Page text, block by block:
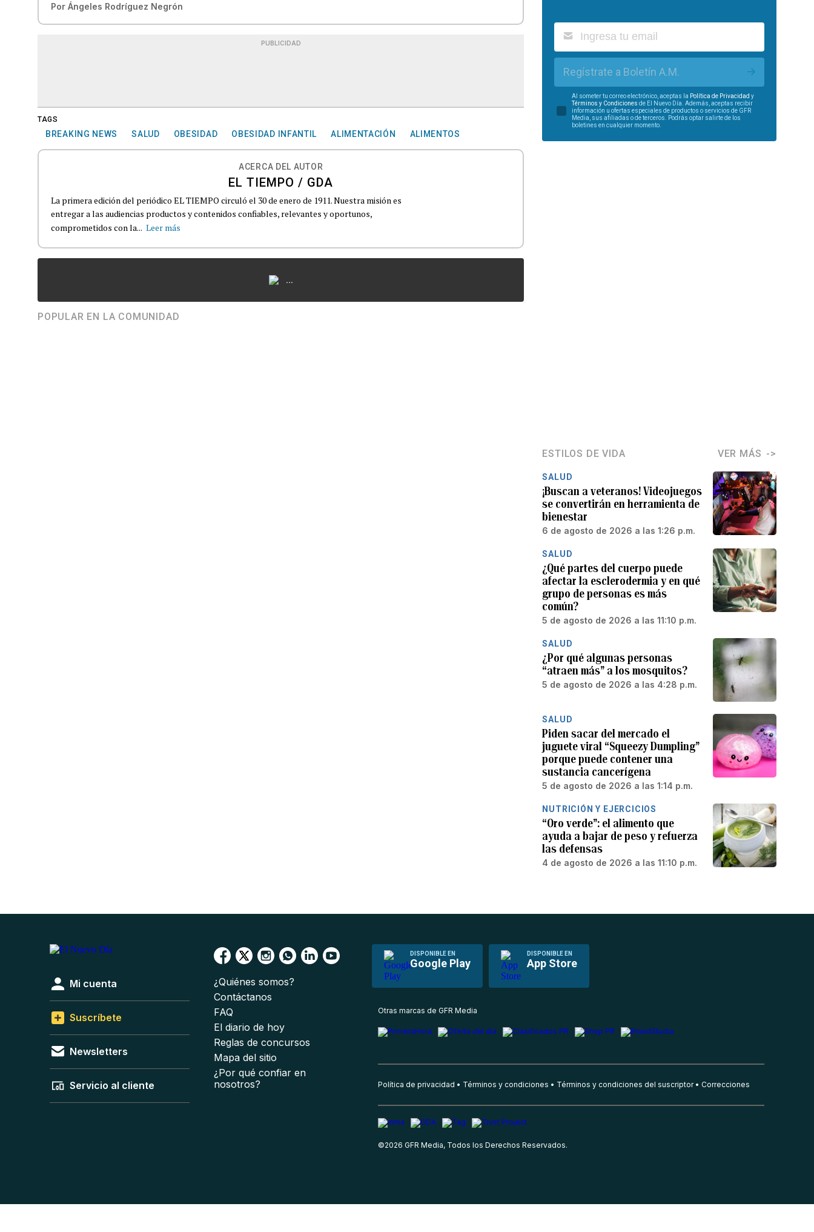
Por Ángeles Rodríguez Negrón
PUBLICIDAD
TAGS
BREAKING NEWS SALUD OBESIDAD OBESIDAD INFANTIL ALIMENTACIÓN ALIMENTOS
ACERCA DEL AUTOR
EL TIEMPO / GDA
La primera edición del periódico EL TIEMPO circuló el 30 de enero de 1911. Nuestra misión es
entregar a las audiencias productos y contenidos confiables, relevantes y oportunos,
comprometidos con la... Leer más
...
POPULAR EN LA COMUNIDAD
Regístrate a Boletín A.M.
Al someter tu correo electrónico, aceptas la Política de Privacidad y
Términos y Condiciones de El Nuevo Día. Además, aceptas recibir
información u ofertas especiales de productos o servicios de GFR
Media, sus afiliadas o de terceros. Podrás optar salirte de los
boletines en cualquier momento.
ESTILOS DE VIDA VER MÁS
SALUD
¡Buscan a veteranos! Videojuegos
se convertirán en herramienta de
bienestar
6 de agosto de 2026 a las 1:26 p.m.
SALUD
¿Qué partes del cuerpo puede
afectar la esclerodermia y en qué
grupo de personas es más
común?
5 de agosto de 2026 a las 11:10 p.m.
SALUD
¿Por qué algunas personas
“atraen más” a los mosquitos?
5 de agosto de 2026 a las 4:28 p.m.
SALUD
Piden sacar del mercado el
juguete viral “Squeezy Dumpling”
porque puede contener una
sustancia cancerígena
5 de agosto de 2026 a las 1:14 p.m.
NUTRICIÓN Y EJERCICIOS
“Oro verde”: el alimento que
ayuda a bajar de peso y refuerza
las defensas
4 de agosto de 2026 a las 11:10 p.m.
DISPONIBLE EN
Google Play
DISPONIBLE EN
App Store
Mi cuenta
Suscríbete
Newsletters
Servicio al cliente
¿Quiénes somos?
Contáctanos
FAQ
El diario de hoy
Reglas de concursos
Mapa del sitio
¿Por qué confiar en
nosotros?
Otras marcas de GFR Media
Política de privacidad Términos y condiciones Términos y condiciones del suscriptor Correcciones
©2026 GFR Media, Todos los Derechos Reservados.